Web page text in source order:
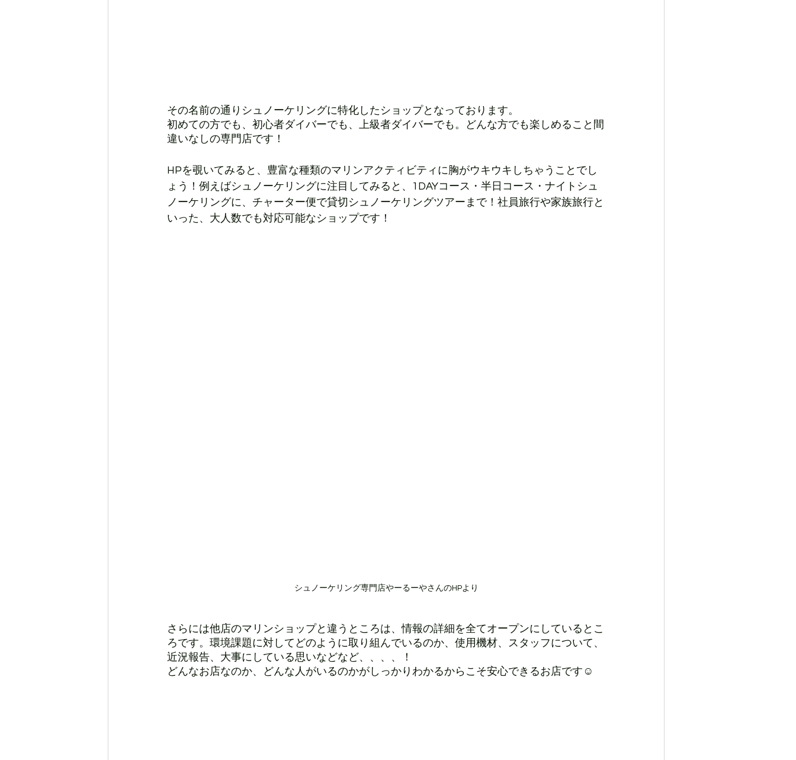
その名前の通りシュノーケリングに特化したショップとなっております。
初めての方でも、初心者ダイバーでも、上級者ダイバーでも。どんな方でも楽しめること間
違いなしの専門店です！
HPを覗いてみると、豊富な種類のマリンアクティビティに胸がウキウキしちゃうことでし
ょう！例えばシュノーケリングに注目してみると、1DAYコース・半日コース・ナイトシュ
ノーケリングに、チャーター便で貸切シュノーケリングツアーまで！社員旅行や家族旅行と
いった、大人数でも対応可能なショップです！
シュノーケリング専門店やーるーやさんのHPより
さらには他店のマリンショップと違うところは、情報の詳細を全てオープンにしているとこ
ろです。環境課題に対してどのように取り組んでいるのか、使用機材、スタッフについて、
近況報告、大事にしている思いなどなど、、、、！
どんなお店なのか、どんな人がいるのかがしっかりわかるからこそ安心できるお店です☺︎